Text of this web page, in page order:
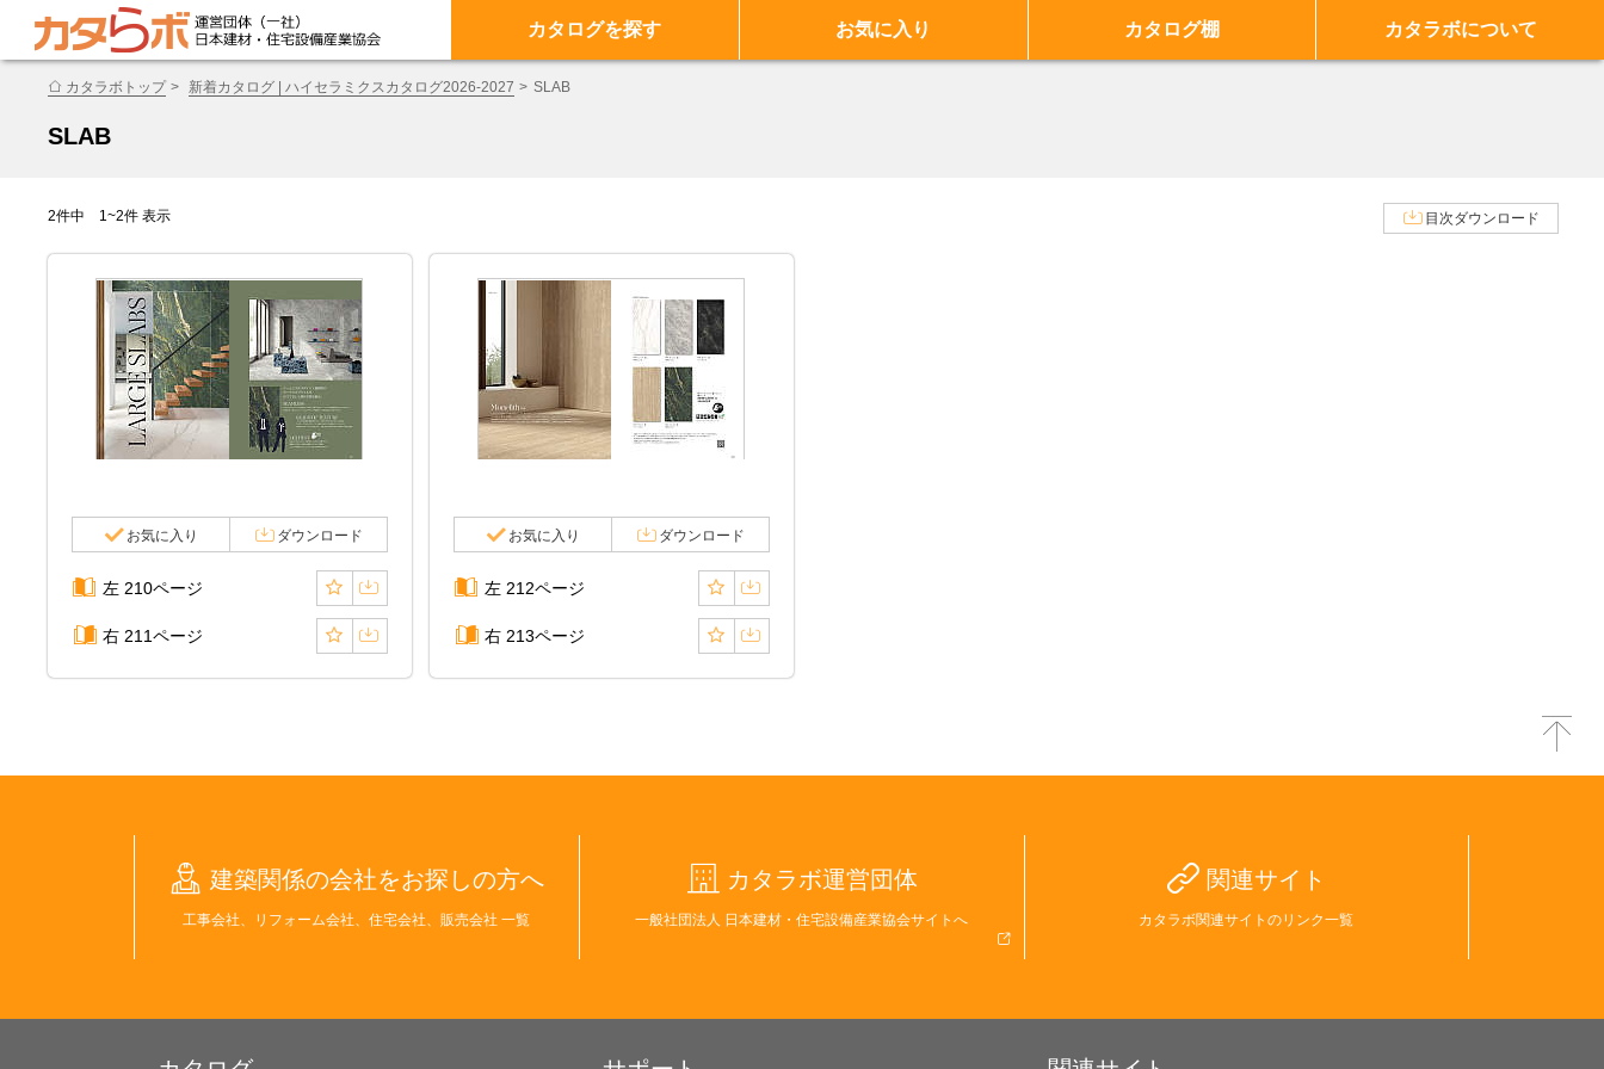
カタログを探す お気に入り カタログ棚 カタラボについて
カタラボトップ 新着カタログ | ハイセラミクスカタログ2026-2027 SLAB
SLAB
2件中 1~2件 表示 目次ダウンロード
お気に入り ダウンロード
左 210ページ
右 211ページ
お気に入り ダウンロード
左 212ページ
右 213ページ
建築関係の会社をお探しの方へ
工事会社、リフォーム会社、住宅会社、販売会社 一覧
カタラボ運営団体
一般社団法人 日本建材・住宅設備産業協会サイトへ
関連サイト
カタラボ関連サイトのリンク一覧